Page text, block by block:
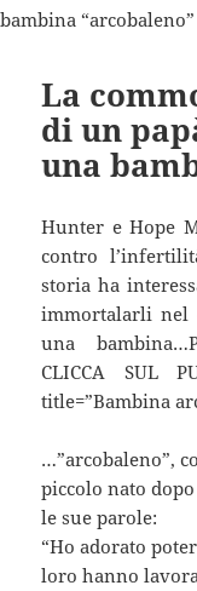
La
di un
una
Hunter e Hope
contro
storia ha
immortalarli nel
una
CLICCA SUL
title=”Bambina
…”arcobaleno”,
piccolo nato
le sue parole:
“Ho adorato
loro hanno